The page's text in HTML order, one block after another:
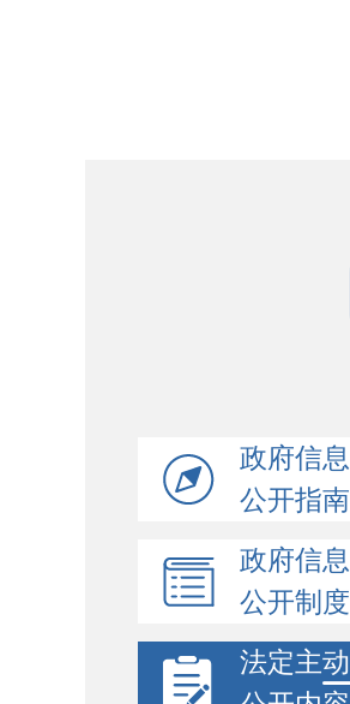
政府信息
公开指南
政府信息
公开制度
法定主动